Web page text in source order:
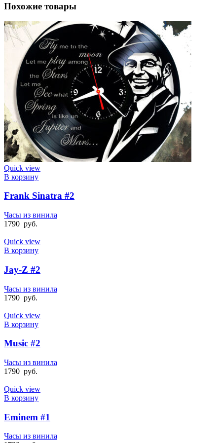
Похожие товары
Quick view
В корзину
Frank Sinatra #2
Часы из винила
1790 руб.
Quick view
В корзину
Jay-Z #2
Часы из винила
1790 руб.
Quick view
В корзину
Music #2
Часы из винила
1790 руб.
Quick view
В корзину
Eminem #1
Часы из винила